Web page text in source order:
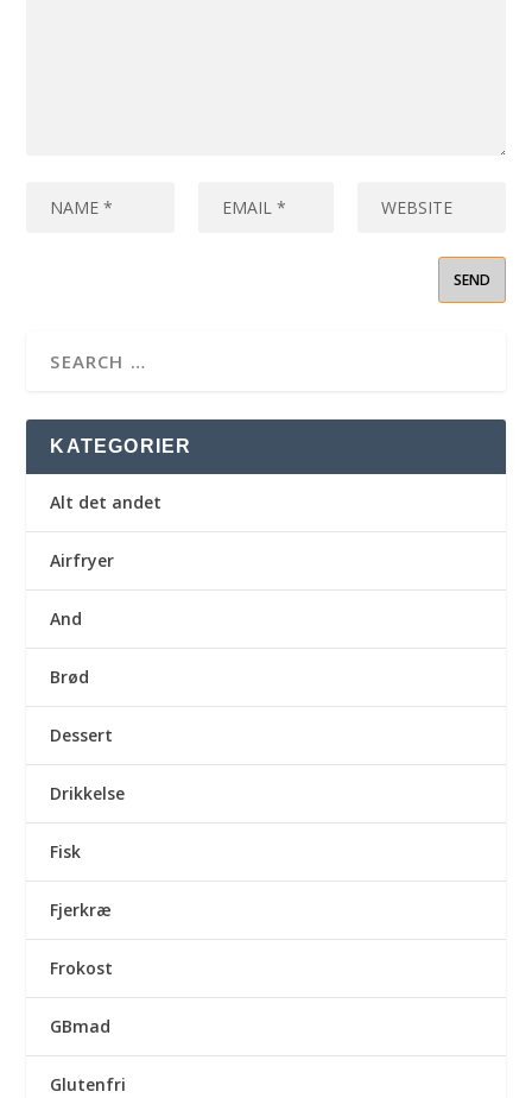
KATEGORIER
Alt det andet
Airfryer
And
Brød
Dessert
Drikkelse
Fisk
Fjerkræ
Frokost
GBmad
Glutenfri